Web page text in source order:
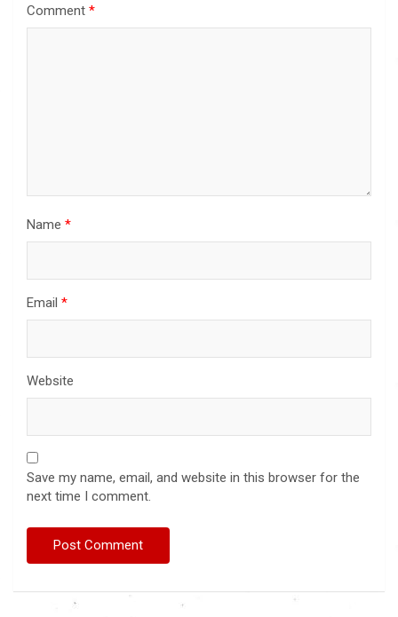
Comment *
Name *
Email *
Website
Save my name, email, and website in this browser for the
next time I comment.